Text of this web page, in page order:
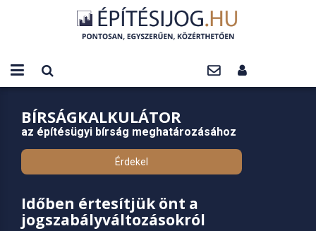
BÍRSÁGKALKULÁTOR
az építésügyi bírság meghatározásához
Érdekel
Időben értesítjük önt a
jogszabályváltozásokról